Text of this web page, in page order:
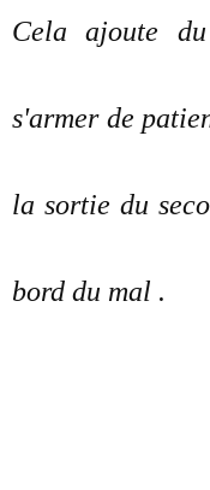
Cela ajoute
s'armer de
la sortie du
bord du mal .